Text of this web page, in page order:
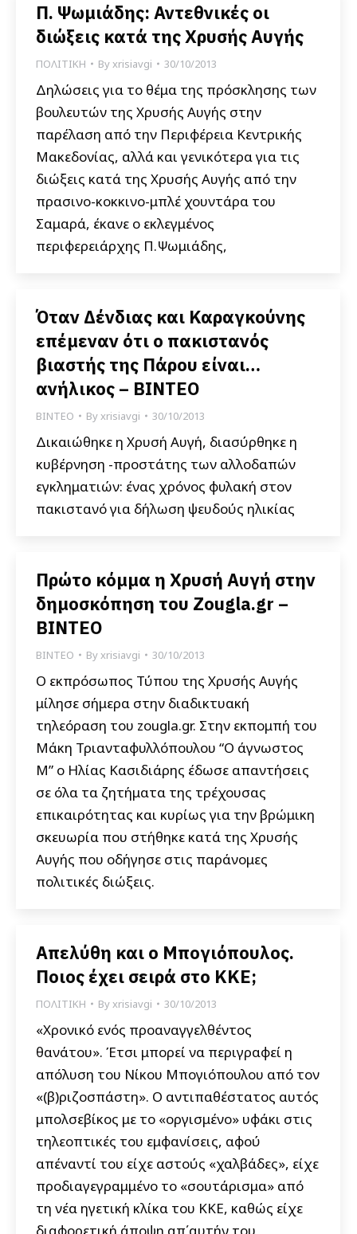
Π. Ψωμιάδης: Αντεθνικές οι
διώξεις κατά της Χρυσής Αυγής
ΠΟΛΙΤΙΚΗ Byxrisiavgi 30/10/2013
Δηλώσεις για το θέμα της πρόσκλησης των
βουλευτών της Χρυσής Αυγής στην
παρέλαση από την Περιφέρεια Κεντρικής
Μακεδονίας, αλλά και γενικότερα για τις
διώξεις κατά της Χρυσής Αυγής από την
πρασινο-κοκκινο-μπλέ χουντάρα του
Σαμαρά, έκανε ο εκλεγμένος
περιφερειάρχης Π.Ψωμιάδης,
Όταν Δένδιας και Καραγκούνης
επέμεναν ότι ο πακιστανός
βιαστής της Πάρου είναι…
ανήλικος – ΒΙΝΤΕΟ
ΒΙΝΤΕΟ Byxrisiavgi 30/10/2013
Δικαιώθηκε η Χρυσή Αυγή, διασύρθηκε η
κυβέρνηση -προστάτης των αλλοδαπών
εγκληματιών: ένας χρόνος φυλακή στον
πακιστανό για δήλωση ψευδούς ηλικίας
Πρώτο κόμμα η Χρυσή Αυγή στην
δημοσκόπηση του Zougla.gr –
ΒΙΝΤΕΟ
ΒΙΝΤΕΟ Byxrisiavgi 30/10/2013
Ο εκπρόσωπος Τύπου της Χρυσής Αυγής
μίλησε σήμερα στην διαδικτυακή
τηλεόραση του zougla.gr. Στην εκπομπή του
Μάκη Τριανταφυλλόπουλου “Ο άγνωστος
Μ” ο Ηλίας Κασιδιάρης έδωσε απαντήσεις
σε όλα τα ζητήματα της τρέχουσας
επικαιρότητας και κυρίως για την βρώμικη
σκευωρία που στήθηκε κατά της Χρυσής
Αυγής που οδήγησε στις παράνομες
πολιτικές διώξεις.
Απελύθη και ο Μπογιόπουλος.
Ποιος έχει σειρά στο ΚΚΕ;
ΠΟΛΙΤΙΚΗ Byxrisiavgi 30/10/2013
«Χρονικό ενός προαναγγελθέντος
θανάτου». Έτσι μπορεί να περιγραφεί η
απόλυση του Νίκου Μπογιόπουλου από τον
«(β)ριζοσπάστη». Ο αντιπαθέστατος αυτός
μπολσεβίκος με το «οργισμένο» υφάκι στις
τηλεοπτικές του εμφανίσεις, αφού
απέναντί του είχε αστούς «χαλβάδες», είχε
προδιαγεγραμμένο το «σουτάρισμα» από
τη νέα ηγετική κλίκα του ΚΚΕ, καθώς είχε